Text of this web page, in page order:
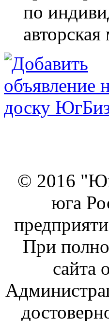
по
авторская
© 2016
юга
При
сайта